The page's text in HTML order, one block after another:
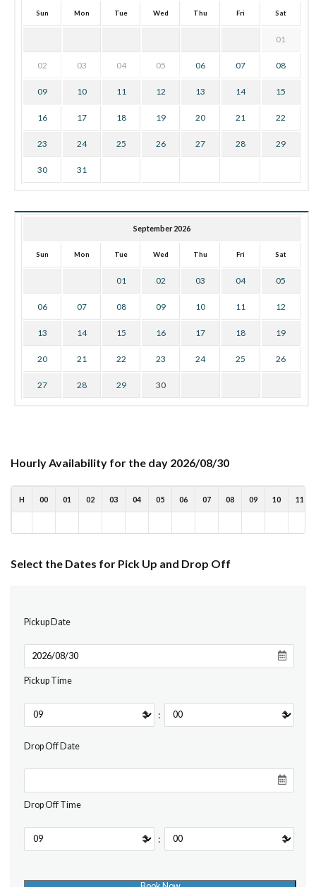
Sun Mon Tue Wed Thu Fri Sat
01
02 03 04 05 06 07 08
09 10 11 12 13 14 15
16 17 18 19 20 21 22
23 24 25 26 27 28 29
30 31
September 2026
Sun Mon Tue Wed Thu Fri Sat
01 02 03 04 05
06 07 08 09 10 11 12
13 14 15 16 17 18 19
20 21 22 23 24 25 26
27 28 29 30
Hourly Availability for the day 2026/08/30
H 00 01 02 03 04 05 06 07 08 09 10 11
Select the Dates for Pick Up and Drop Off
Pickup Date
Pickup Time
:
Drop Off Date
Drop Off Time
: